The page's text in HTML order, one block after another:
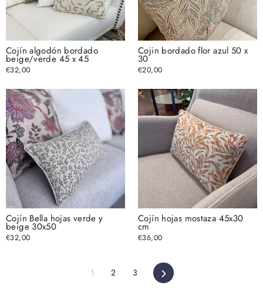
Cojín algodón bordado
beige/verde 45 x 45
€32,00
Cojin bordado flor azul 50 x
30
€20,00
Cojín Bella hojas verde y
beige 30x50
€32,00
Cojín hojas mostaza 45x30
cm
€36,00
1 2 3 Siguiente